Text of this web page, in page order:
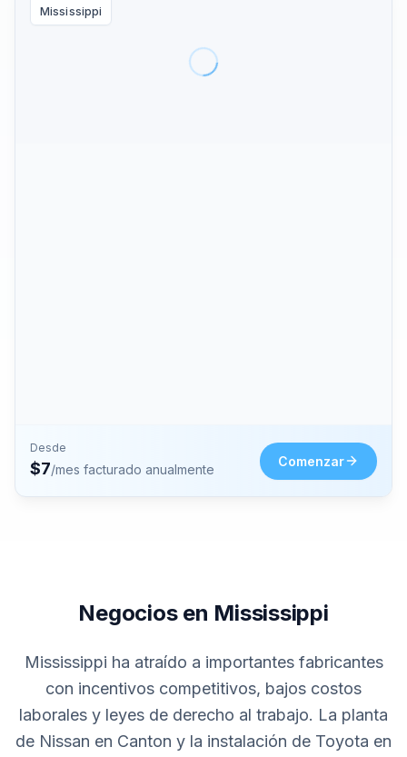
Mississippi
Desde
$7/mes facturado anualmente
Comenzar
Negocios en Mississippi
Mississippi ha atraído a importantes fabricantes
con incentivos competitivos, bajos costos
laborales y leyes de derecho al trabajo. La planta
de Nissan en Canton y la instalación de Toyota en